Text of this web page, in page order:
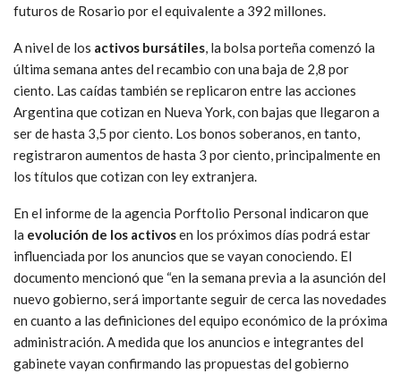
futuros de Rosario por el equivalente a 392 millones.
A nivel de los activos bursátiles, la bolsa porteña comenzó la
última semana antes del recambio con una baja de 2,8 por
ciento. Las caídas también se replicaron entre las acciones
Argentina que cotizan en Nueva York, con bajas que llegaron a
ser de hasta 3,5 por ciento. Los bonos soberanos, en tanto,
registraron aumentos de hasta 3 por ciento, principalmente en
los títulos que cotizan con ley extranjera.
En el informe de la agencia Porftolio Personal indicaron que
la evolución de los activosen los próximos días podrá estar
influenciada por los anuncios que se vayan conociendo. El
documento mencionó que “en la semana previa a la asunción del
nuevo gobierno, será importante seguir de cerca las novedades
en cuanto a las definiciones del equipo económico de la próxima
administración. A medida que los anuncios e integrantes del
gabinete vayan confirmando las propuestas del gobierno